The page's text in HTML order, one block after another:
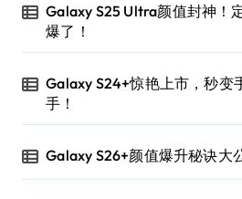
Galaxy S25 Ultra颜值封神！
爆了！
Galaxy S24+惊艳上市，秒变
手！
Galaxy S26+颜值爆升秘诀大